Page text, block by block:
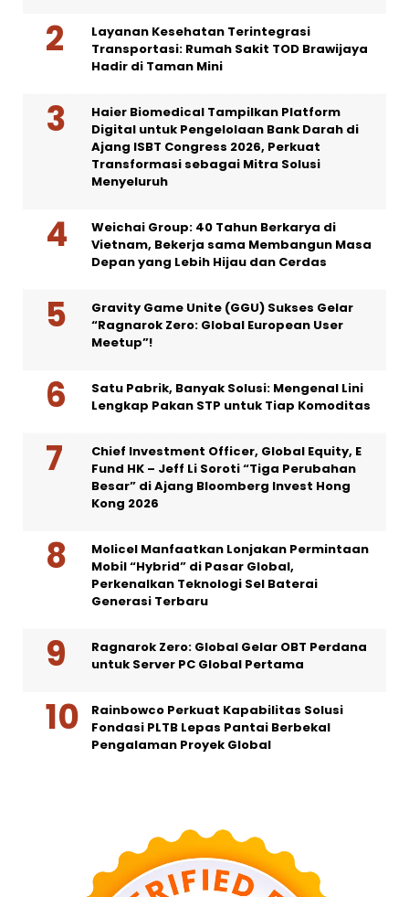
Layanan Kesehatan Terintegrasi
Transportasi: Rumah Sakit TOD Brawijaya
Hadir di Taman Mini
Haier Biomedical Tampilkan Platform
Digital untuk Pengelolaan Bank Darah di
Ajang ISBT Congress 2026, Perkuat
Transformasi sebagai Mitra Solusi
Menyeluruh
Weichai Group: 40 Tahun Berkarya di
Vietnam, Bekerja sama Membangun Masa
Depan yang Lebih Hijau dan Cerdas
Gravity Game Unite (GGU) Sukses Gelar
“Ragnarok Zero: Global European User
Meetup”!
Satu Pabrik, Banyak Solusi: Mengenal Lini
Lengkap Pakan STP untuk Tiap Komoditas
Chief Investment Officer, Global Equity, E
Fund HK – Jeff Li Soroti “Tiga Perubahan
Besar” di Ajang Bloomberg Invest Hong
Kong 2026
Molicel Manfaatkan Lonjakan Permintaan
Mobil “Hybrid” di Pasar Global,
Perkenalkan Teknologi Sel Baterai
Generasi Terbaru
Ragnarok Zero: Global Gelar OBT Perdana
untuk Server PC Global Pertama
Rainbowco Perkuat Kapabilitas Solusi
Fondasi PLTB Lepas Pantai Berbekal
Pengalaman Proyek Global